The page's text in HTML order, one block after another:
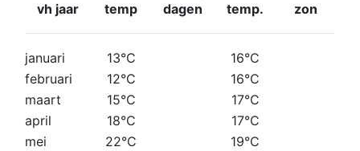
vh jaar
temp
dagen
temp.
zon
januari 13°C
16°C
februari
12°C
16°C
maart
15°C
17°C
april
18°C
17°C
mei
22°C
19°C